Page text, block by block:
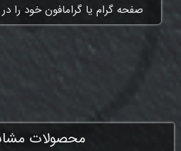
​صفحه گرام یا گرامافون خود را
محصولات